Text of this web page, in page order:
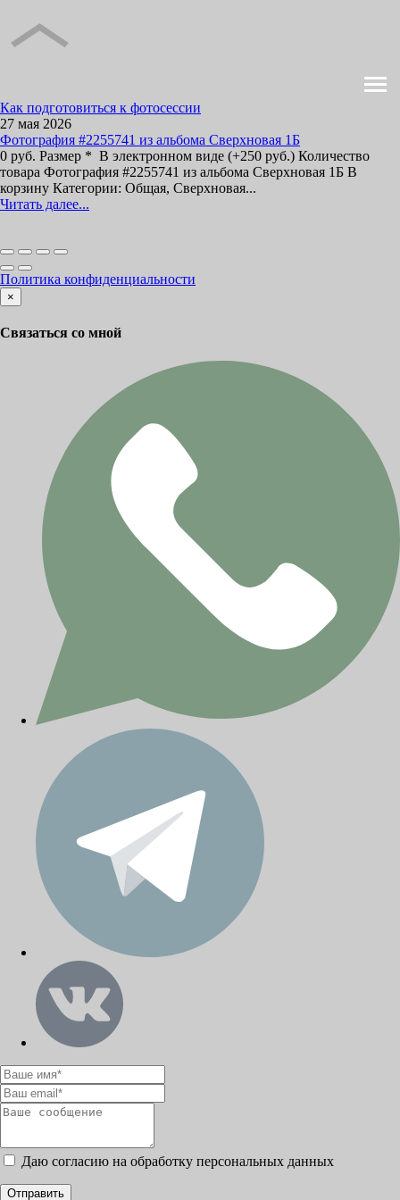
Как подготовиться к фотосессии
27 мая 2026
Фотография #2255741 из альбома Сверхновая 1Б
0 руб. Размер * В электронном виде (+250 руб.) Количество
товара Фотография #2255741 из альбома Сверхновая 1Б В
корзину Категории: Общая, Сверхновая...
Читать далее...
Политика конфиденциальности
×
Связаться со мной
Даю согласию на обработку персональных данных
Отправить